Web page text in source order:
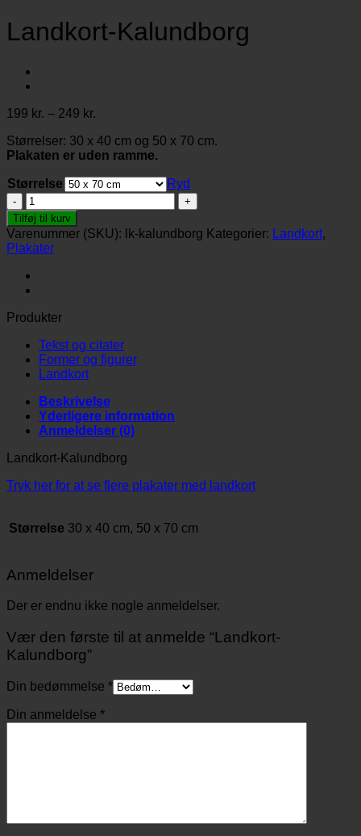
Landkort-Kalundborg
199 kr. – 249 kr.
til
249 kr.
Størrelser: 30 x 40 cm og 50 x 70 cm.
Plakaten er uden ramme.
Størrelse
Ryd
Landkort-
Kalundborg
antal
Tilføj til kurv
Varenummer (SKU): lk-kalundborg Kategorier: Landkort,
Plakater
Produkter
Tekst og citater
Former og figurer
Landkort
Beskrivelse
Yderligere information
Anmeldelser (0)
Landkort-Kalundborg
Tryk her for at se flere plakater med landkort
Størrelse 30 x 40 cm, 50 x 70 cm
Anmeldelser
Der er endnu ikke nogle anmeldelser.
Vær den første til at anmelde “Landkort-
Kalundborg”
Din bedømmelse *
Din anmeldelse *